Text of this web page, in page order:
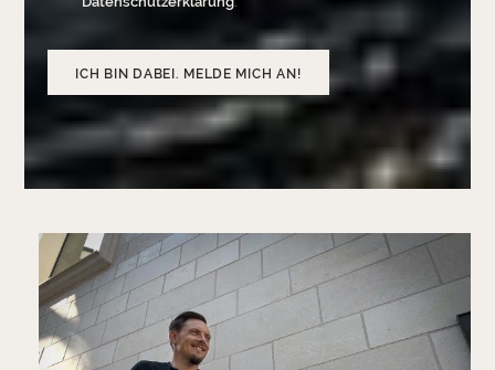
ICH BIN DABEI. MELDE MICH AN!